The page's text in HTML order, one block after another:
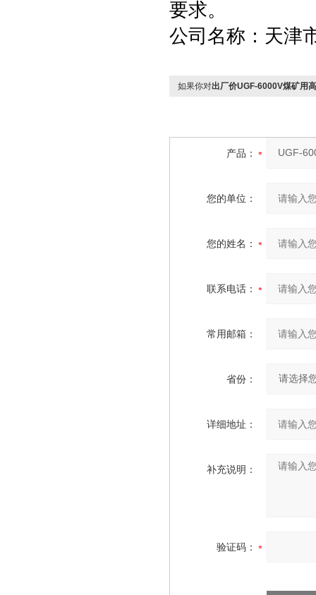
要求。
公司名称：天津
如果你对出厂价UGF-6000V煤矿用
产品：
您的单位：
您的姓名：
联系电话：
常用邮箱：
省份：
详细地址：
补充说明：
验证码：